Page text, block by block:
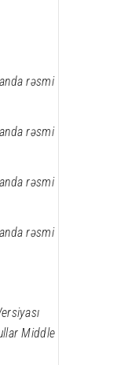
rəsmi
rəsmi
rəsmi
rəsmi
Middle